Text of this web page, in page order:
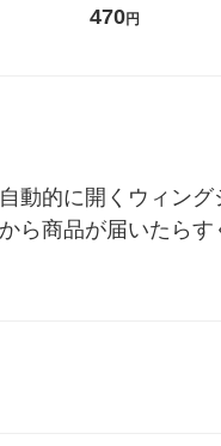
令和7年産
ックティッシュ フィ
470円
動的に開くウィング
ら商品が届いたらす